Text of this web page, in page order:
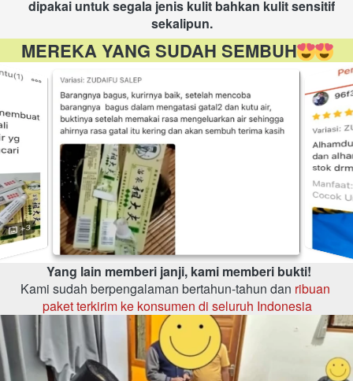
dipakai untuk segala jenis kulit bahkan kulit sensitif
sekalipun.
MEREKA YANG SUDAH SEMBUH
Yang lain memberi janji, kami memberi bukti!​
Kami sudah berpengalaman bertahun-tahun dan ribuan
paket terkirim ke konsumen di seluruh Indonesia